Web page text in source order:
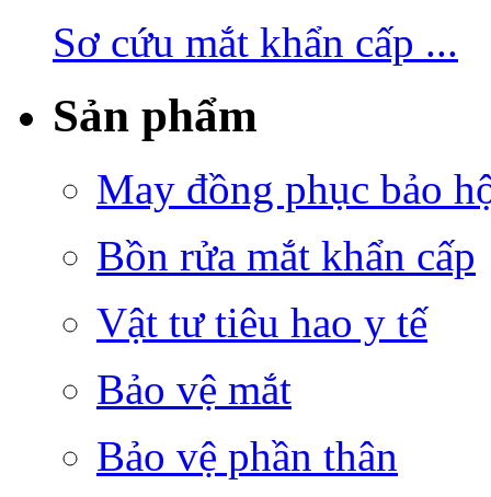
Sơ cứu mắt khẩn cấp ...
Sản phẩm
May đồng phục bảo
Bồn rửa mắt khẩn cấp
Vật tư tiêu hao y tế
Bảo vệ mắt
Bảo vệ phần thân